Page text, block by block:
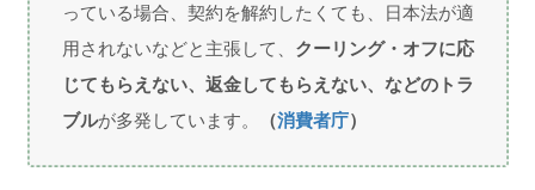
っている場合、契約を解約したくても、日本法が適
用されないなどと主張して、 クーリング・オフに応
じてもらえない、返金してもらえない、などのトラ
ブルが多発しています。 （消費者庁）